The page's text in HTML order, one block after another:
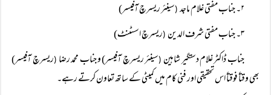
۲۔ جناب مفتی غلام ماجد
(سینئر ریسرچ آفیسر)
۳۔ جناب مفتی شرف الدین
(ریسرچ اسسٹنٹ)
جناب ڈاکٹر غلام دستگیر شاہین (سینئر ریسرچ آفیسر) و جناب محمد رضا (ریسرچ آفیسر)
بھی وقتاً فوقتاً اس تحقیقی اور فنی کام میں کمیٹی کے ساتھ تعاون کرتے رہے۔